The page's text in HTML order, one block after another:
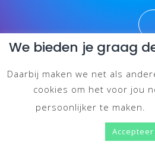
Producten
We bieden je graag
Daarbij maken we net als
cookies om het voor jou
persoonlijker te maken.
Accepteer